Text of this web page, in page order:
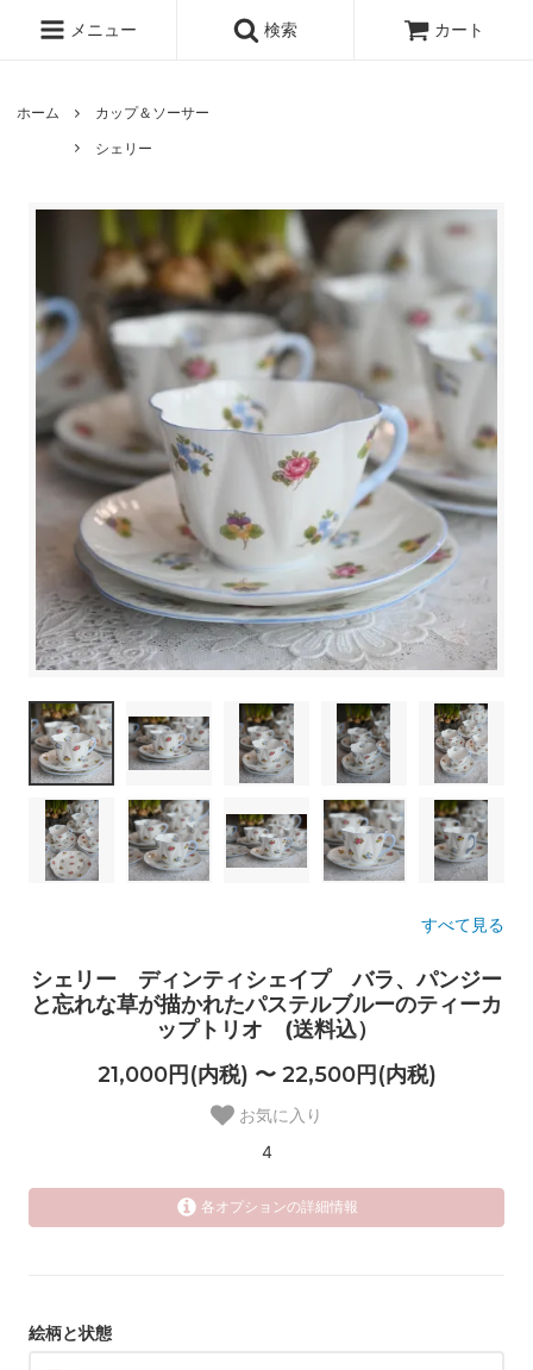
メニュー 検索 カート
ホーム
カップ＆ソーサー
シェリー
すべて見る
シェリー ディンティシェイプ バラ、パンジー
と忘れな草が描かれたパステルブルーのティーカ
ップトリオ (送料込）
21,000円(内税) 〜 22,500円(内税)
お気に入り
4
各オプションの詳細情報
絵柄と状態